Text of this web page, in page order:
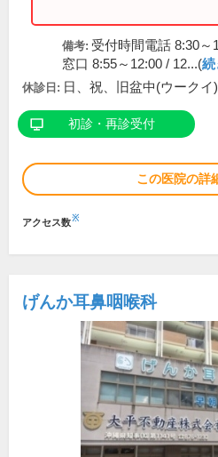
備考: 受付時間電話 8:30～
窓口 8:55～12:00 / 12...(続
休診日: 日、祝、旧盆中(ウーク
初診・再診受付
この医院の詳
アクセス数※
げんか耳鼻咽喉科